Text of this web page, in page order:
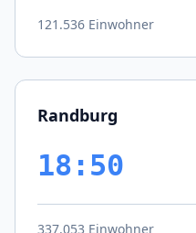
121.536 Einwohner
Randburg
18:50
337.053 Einwohner